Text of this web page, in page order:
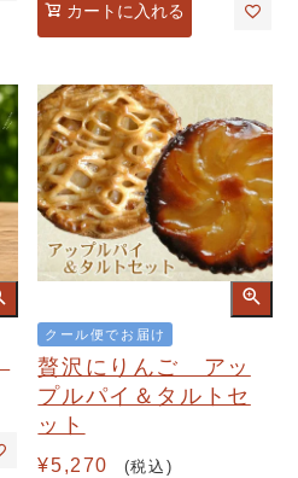
カートに入れる
クール便でお届け
贅沢にりんご アッ
プルパイ＆タルトセ
ット
¥5,270 税込